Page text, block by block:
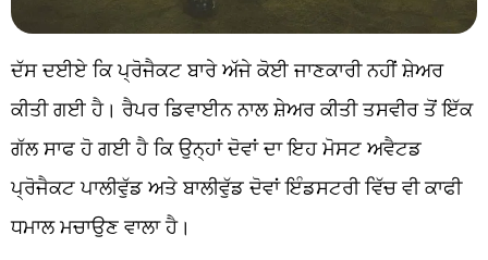
ਦੱਸ ਦਈਏ ਕਿ ਪ੍ਰੋਜੈਕਟ ਬਾਰੇ ਅੱਜੇ ਕੋਈ ਜਾਣਕਾਰੀ ਨਹੀਂ ਸ਼ੇਅਰ
ਕੀਤੀ ਗਈ ਹੈ। ਰੈਪਰ ਡਿਵਾਈਨ ਨਾਲ ਸ਼ੇਅਰ ਕੀਤੀ ਤਸਵੀਰ ਤੋਂ ਇੱਕ
ਗੱਲ ਸਾਫ ਹੋ ਗਈ ਹੈ ਕਿ ਉਨ੍ਹਾਂ ਦੋਵਾਂ ਦਾ ਇਹ ਮੋਸਟ ਅਵੈਟਡ
ਪ੍ਰੋਜੈਕਟ ਪਾਲੀਵੁੱਡ ਅਤੇ ਬਾਲੀਵੁੱਡ ਦੋਵਾਂ ਇੰਡਸਟਰੀ ਵਿੱਚ ਵੀ ਕਾਫੀ
ਧਮਾਲ ਮਚਾਉਣ ਵਾਲਾ ਹੈ।